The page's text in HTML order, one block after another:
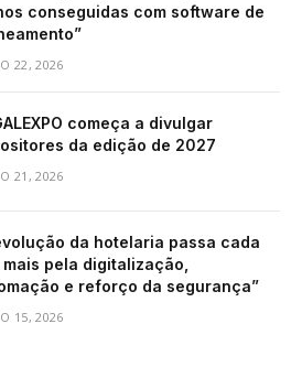
conseguidas com software de
22, 2026
começa a divulgar
da edição de 2027
21, 2026
da hotelaria passa cada
pela digitalização,
e reforço da segurança”
15, 2026